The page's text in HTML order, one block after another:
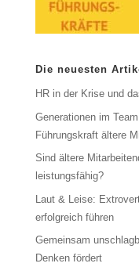
Die neuesten
HR in der Krise und
Generationen im
Führungskraft ältere
Sind ältere
leistungsfähig?
Laut & Leise:
erfolgreich führen
Gemeinsam
Denken fördert